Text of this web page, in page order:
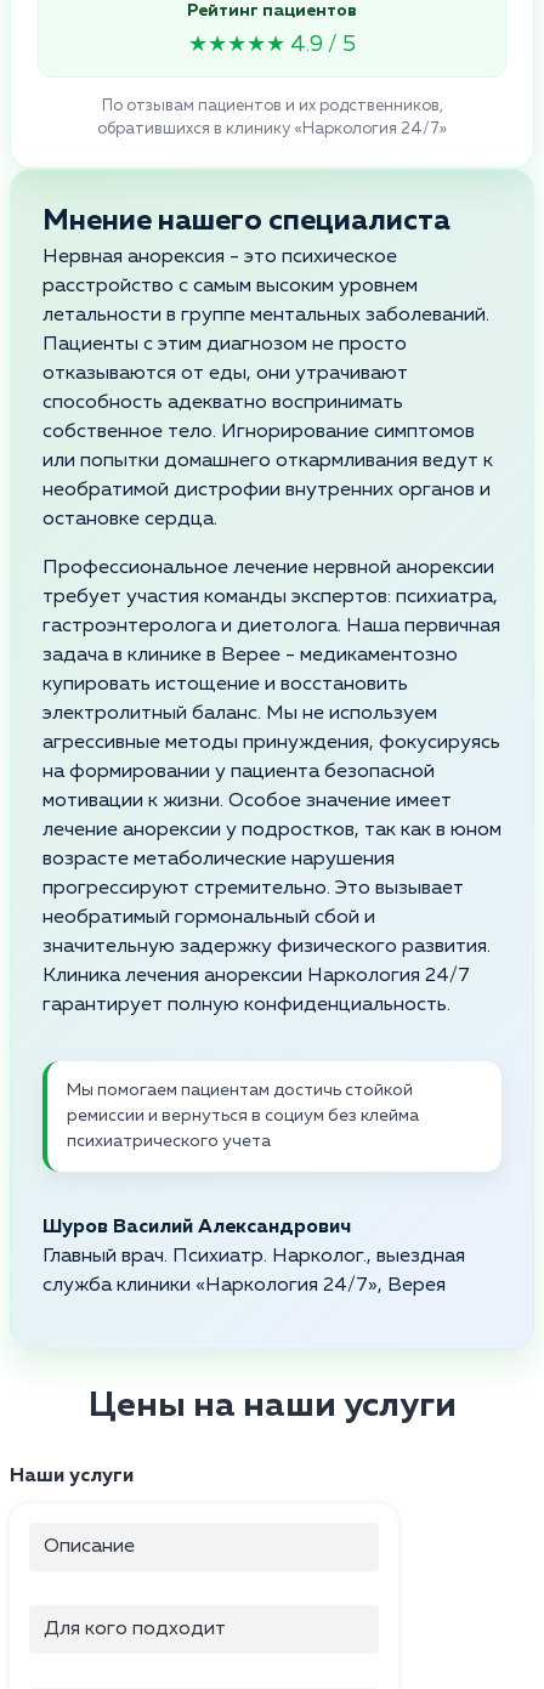
Рейтинг пациентов
★★★★★ 4.9 / 5
По отзывам пациентов и их родственников,
обратившихся в клинику «Наркология 24/7»
Мнение нашего специалиста
Нервная анорексия - это психическое
расстройство с самым высоким уровнем
летальности в группе ментальных заболеваний.
Пациенты с этим диагнозом не просто
отказываются от еды, они утрачивают
способность адекватно воспринимать
собственное тело. Игнорирование симптомов
или попытки домашнего откармливания ведут к
необратимой дистрофии внутренних органов и
остановке сердца.
Профессиональное лечение нервной анорексии
требует участия команды экспертов: психиатра,
гастроэнтеролога и диетолога. Наша первичная
задача в клинике в Верее - медикаментозно
купировать истощение и восстановить
электролитный баланс. Мы не используем
агрессивные методы принуждения, фокусируясь
на формировании у пациента безопасной
мотивации к жизни. Особое значение имеет
лечение анорексии у подростков, так как в юном
возрасте метаболические нарушения
прогрессируют стремительно. Это вызывает
необратимый гормональный сбой и
значительную задержку физического развития.
Клиника лечения анорексии Наркология 24/7
гарантирует полную конфиденциальность.
Мы помогаем пациентам достичь стойкой
ремиссии и вернуться в социум без клейма
психиатрического учета
Шуров Василий Александрович
Главный врач. Психиатр. Нарколог., выездная
служба клиники «Наркология 24/7», Верея
Цены на наши услуги
Наши услуги
Описание
Для кого подходит